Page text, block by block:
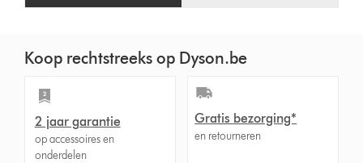
Koop rechtstreeks op Dyson.be
2 jaar garantie
op accessoires en
onderdelen
Gratis bezorging*
en retourneren